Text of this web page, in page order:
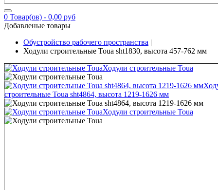
0 Товар(ов) - 0,00 руб
Добавленые товары
Обустройство рабочего пространства |
Ходули строительные Toua sht1830, высота 457-762 мм
Ходули строительные Toua
строительные Toua sht4864, высота 1219-1626 мм
Ходули строительные Toua